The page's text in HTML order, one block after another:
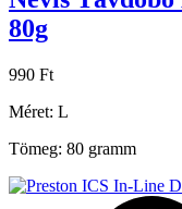
80g
990 Ft
Méret: L
Tömeg: 80 gramm